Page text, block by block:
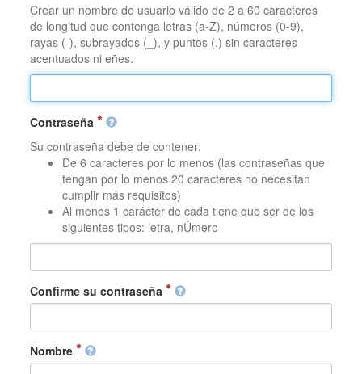
Crear un nombre de usuario válido de 2 a 60 caracteres
de longitud que contenga letras (a-Z), números (0-9),
rayas (-), subrayados (_), y puntos (.) sin caracteres
acentuados ni eñes.
Contraseña
Su contraseña debe de contener:
De 6 caracteres por lo menos (las contraseñas que
tengan por lo menos 20 caracteres no necesitan
cumplir más requisitos)
Al menos 1 carácter de cada tiene que ser de los
siguientes tipos: letra, nÚmero
Confirme su contraseña
Nombre